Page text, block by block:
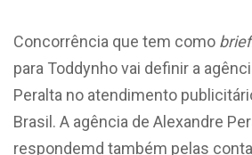
Concorrência que tem como
para Toddynho vai definir a
Peralta no atendimento
Brasil. A agência de Alexandre
respondemd também pelas